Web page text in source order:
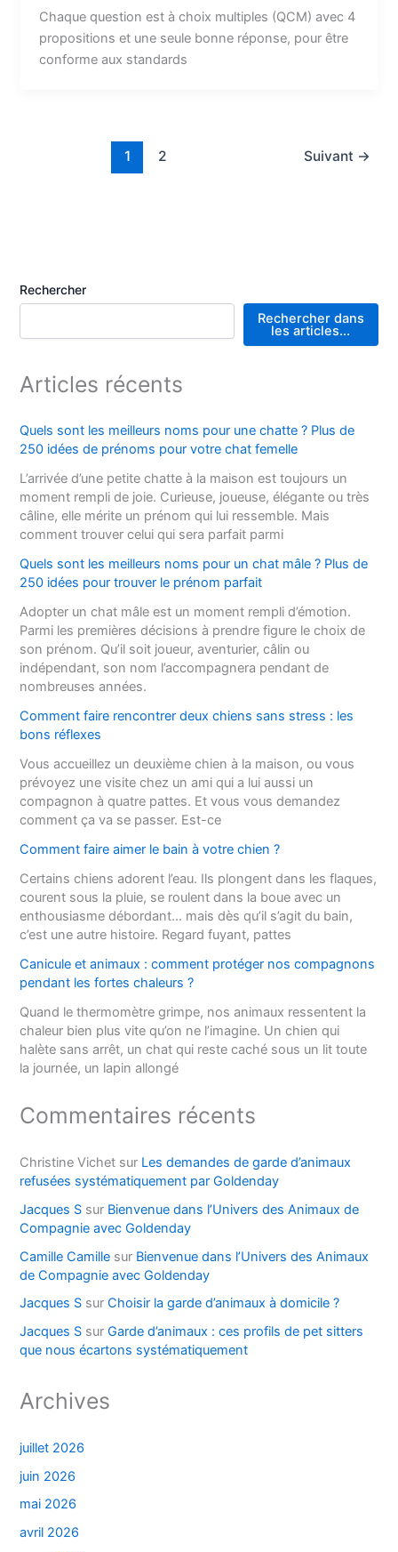
Chaque question est à choix multiples (QCM) avec 4
propositions et une seule bonne réponse, pour être
conforme aux standards
1 2 Suivant →
Rechercher
Rechercher dans
les articles...
Articles récents
Quels sont les meilleurs noms pour une chatte ? Plus de
250 idées de prénoms pour votre chat femelle
L’arrivée d’une petite chatte à la maison est toujours un
moment rempli de joie. Curieuse, joueuse, élégante ou très
câline, elle mérite un prénom qui lui ressemble. Mais
comment trouver celui qui sera parfait parmi
Quels sont les meilleurs noms pour un chat mâle ? Plus de
250 idées pour trouver le prénom parfait
Adopter un chat mâle est un moment rempli d’émotion.
Parmi les premières décisions à prendre figure le choix de
son prénom. Qu’il soit joueur, aventurier, câlin ou
indépendant, son nom l’accompagnera pendant de
nombreuses années.
Comment faire rencontrer deux chiens sans stress : les
bons réflexes
Vous accueillez un deuxième chien à la maison, ou vous
prévoyez une visite chez un ami qui a lui aussi un
compagnon à quatre pattes. Et vous vous demandez
comment ça va se passer. Est-ce
Comment faire aimer le bain à votre chien ?
Certains chiens adorent l’eau. Ils plongent dans les flaques,
courent sous la pluie, se roulent dans la boue avec un
enthousiasme débordant… mais dès qu’il s’agit du bain,
c’est une autre histoire. Regard fuyant, pattes
Canicule et animaux : comment protéger nos compagnons
pendant les fortes chaleurs ?
Quand le thermomètre grimpe, nos animaux ressentent la
chaleur bien plus vite qu’on ne l’imagine. Un chien qui
halète sans arrêt, un chat qui reste caché sous un lit toute
la journée, un lapin allongé
Commentaires récents
Christine Vichet sur Les demandes de garde d’animaux
refusées systématiquement par Goldenday
Jacques S sur Bienvenue dans l’Univers des Animaux de
Compagnie avec Goldenday
Camille Camille sur Bienvenue dans l’Univers des Animaux
de Compagnie avec Goldenday
Jacques S surChoisir la garde d’animaux à domicile ?
Jacques S surGarde d’animaux : ces profils de pet sitters
que nous écartons systématiquement
Archives
juillet 2026
juin 2026
mai 2026
avril 2026